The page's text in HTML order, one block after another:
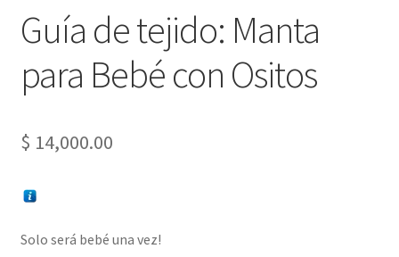
Guía de tejido: Manta
para Bebé con Ositos
$ 14,000.00
Solo será bebé una vez!